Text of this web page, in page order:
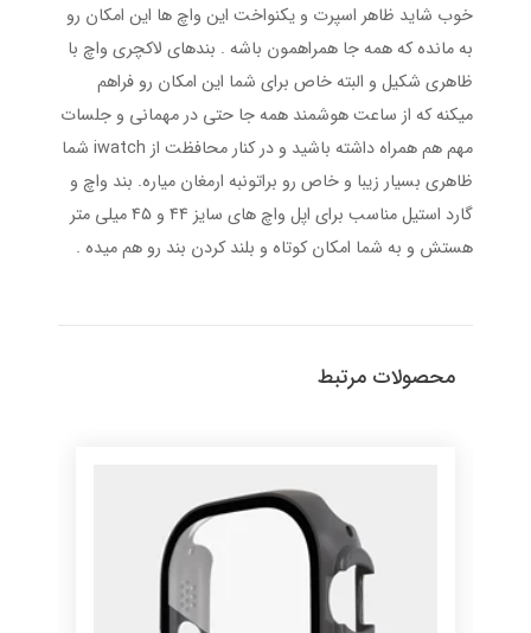
خوب شاید ظاهر اسپرت و یکنواخت این واچ ها این امکان رو
به مانده که همه جا همراهمون باشه . بندهای لاکچری واچ با
ظاهری شکیل و البته خاص برای شما این امکان رو فراهم
میکنه که از ساعت هوشمند همه جا حتی در مهمانی و جلسات
مهم هم همراه داشته باشید و در کنار محافظت از iwatch شما
ظاهری بسیار زیبا و خاص رو براتونبه ارمغان میاره. بند واچ و
گارد استیل مناسب برای اپل واچ های سایز ۴۴ و ۴۵ میلی متر
هستش و به شما امکان کوتاه و بلند کردن بند رو هم میده .
محصولات مرتبط